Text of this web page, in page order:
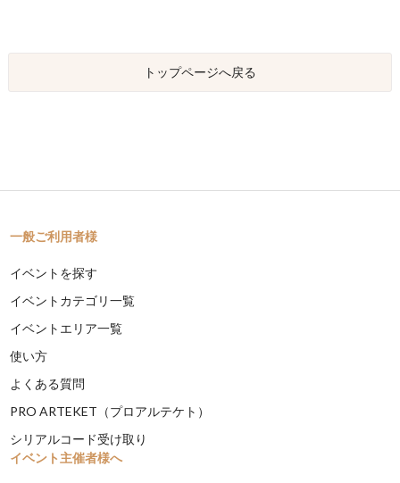
トップページへ戻る
一般ご利用者様
イベントを探す
イベントカテゴリ一覧
イベントエリア一覧
使い方
よくある質問
PRO ARTEKET（プロアルテケト）
シリアルコード受け取り
イベント主催者様へ